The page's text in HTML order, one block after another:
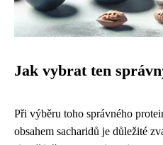
Jak vybrat ten
Při výběru toho správného
obsahem sacharidů je důležité